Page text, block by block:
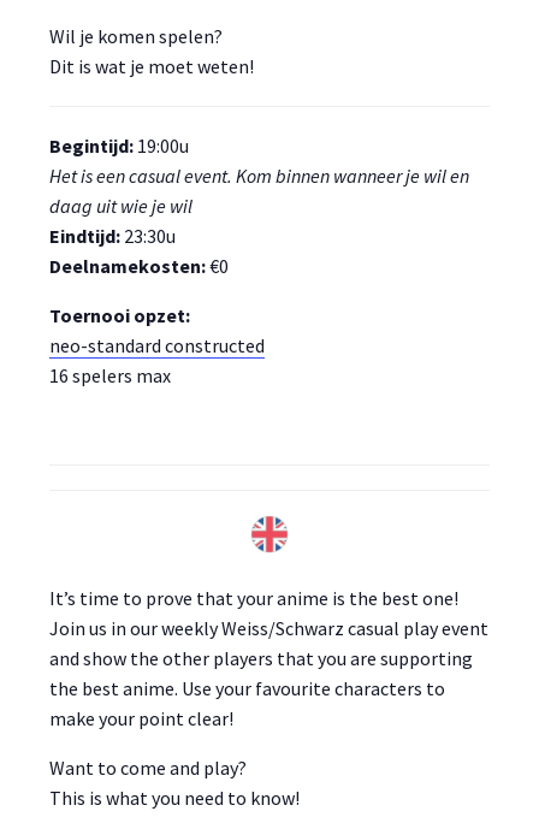
Wil je komen spelen?
Dit is wat je moet weten!
Begintijd: 19:00u
Het is een casual event. Kom binnen wanneer je wil en
daag uit wie je wil
Eindtijd: 23:30u
Deelnamekosten:€0
Toernooi opzet:
neo-standard constructed
16 spelers max
It’s time to prove that your anime is the best one!
Join us in our weekly Weiss/Schwarz casual play event
and show the other players that you are supporting
the best anime. Use your favourite characters to
make your point clear!
Want to come and play?
This is what you need to know!